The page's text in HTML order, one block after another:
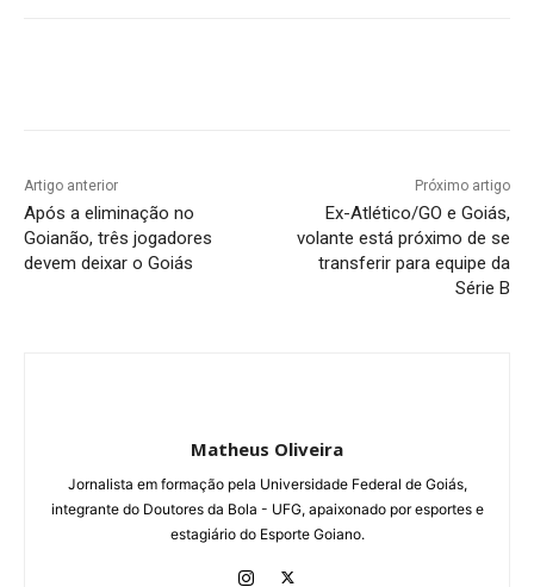
Artigo anterior
Após a eliminação no
Goianão, três jogadores
devem deixar o Goiás
Próximo artigo
Ex-Atlético/GO e Goiás,
volante está próximo de se
transferir para equipe da
Série B
Matheus Oliveira
Jornalista em formação pela Universidade Federal de Goiás,
integrante do Doutores da Bola - UFG, apaixonado por esportes e
estagiário do Esporte Goiano.